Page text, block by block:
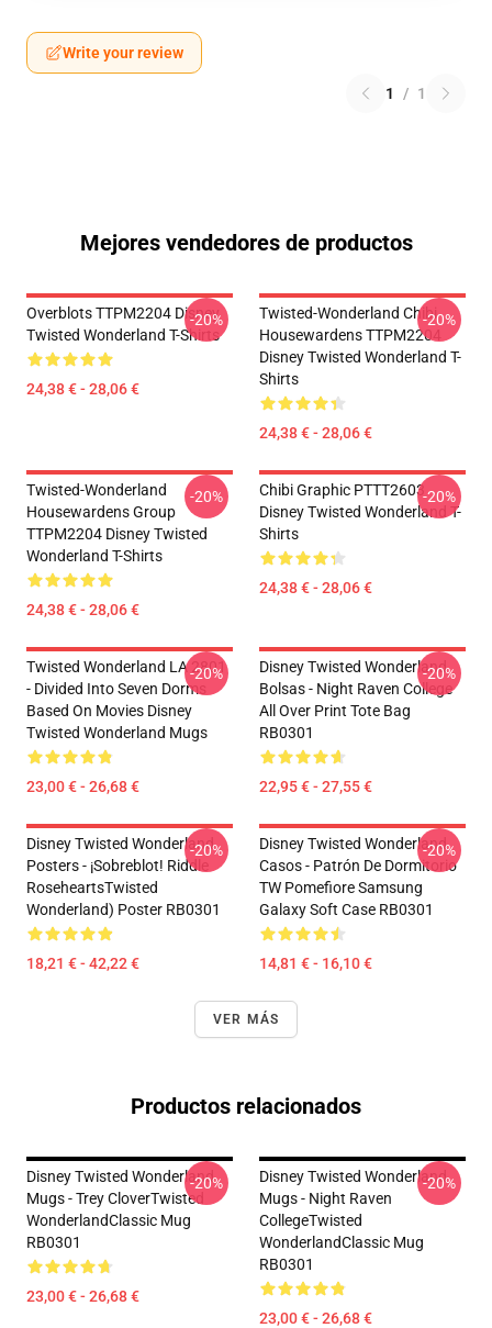
Write your review
1 / 1
Mejores vendedores de productos
Overblots TTPM2204 Disney
Twisted Wonderland T-Shirts
24,38 € - 28,06 €
-20%
Twisted-Wonderland Chibi
Housewardens TTPM2204
Disney Twisted Wonderland T-
Shirts
24,38 € - 28,06 €
-20%
Twisted-Wonderland
Housewardens Group
TTPM2204 Disney Twisted
Wonderland T-Shirts
24,38 € - 28,06 €
-20%
Chibi Graphic PTTT2603
Disney Twisted Wonderland T-
Shirts
24,38 € - 28,06 €
-20%
Twisted Wonderland LA 2801
- Divided Into Seven Dorms
Based On Movies Disney
Twisted Wonderland Mugs
23,00 € - 26,68 €
-20%
Disney Twisted Wonderland
Bolsas - Night Raven College
All Over Print Tote Bag
RB0301
22,95 € - 27,55 €
-20%
Disney Twisted Wonderland
Posters - ¡Sobreblot! Riddle
RoseheartsTwisted
Wonderland) Poster RB0301
18,21 € - 42,22 €
-20%
Disney Twisted Wonderland
Casos - Patrón De Dormitorio
TW Pomefiore Samsung
Galaxy Soft Case RB0301
14,81 € - 16,10 €
-20%
VER MÁS
Productos relacionados
Disney Twisted Wonderland
Mugs - Trey CloverTwisted
WonderlandClassic Mug
RB0301
23,00 € - 26,68 €
-20%
Disney Twisted Wonderland
Mugs - Night Raven
CollegeTwisted
WonderlandClassic Mug
RB0301
23,00 € - 26,68 €
-20%